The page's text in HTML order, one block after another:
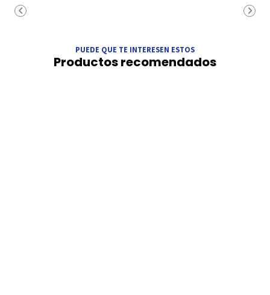
PUEDE QUE TE INTERESEN ESTOS
Productos recomendados